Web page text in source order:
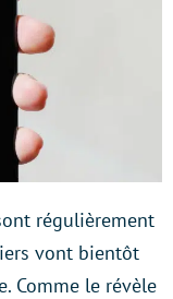
régulièrement
vont bientôt
Comme le révèle